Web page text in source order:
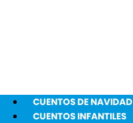
CUENTOS DE NAVIDAD
CUENTOS INFANTILES